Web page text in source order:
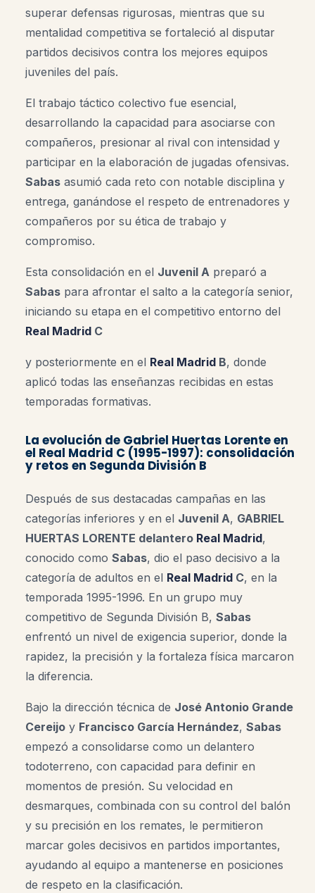
superar defensas rigurosas, mientras que su
mentalidad competitiva se fortaleció al disputar
partidos decisivos contra los mejores equipos
juveniles del país.
El trabajo táctico colectivo fue esencial,
desarrollando la capacidad para asociarse con
compañeros, presionar al rival con intensidad y
participar en la elaboración de jugadas ofensivas.
Sabas asumió cada reto con notable disciplina y
entrega, ganándose el respeto de entrenadores y
compañeros por su ética de trabajo y
compromiso.
Esta consolidación en el Juvenil A preparó a
Sabas para afrontar el salto a la categoría senior,
iniciando su etapa en el competitivo entorno del
Real Madrid C
y posteriormente en el Real Madrid B, donde
aplicó todas las enseñanzas recibidas en estas
temporadas formativas.
La evolución de Gabriel Huertas Lorente en
el Real Madrid C (1995-1997): consolidación
y retos en Segunda División B
Después de sus destacadas campañas en las
categorías inferiores y en el Juvenil A, GABRIEL
HUERTAS LORENTE delantero Real Madrid,
conocido como Sabas, dio el paso decisivo a la
categoría de adultos en el Real Madrid C, en la
temporada 1995-1996. En un grupo muy
competitivo de Segunda División B, Sabas
enfrentó un nivel de exigencia superior, donde la
rapidez, la precisión y la fortaleza física marcaron
la diferencia.
Bajo la dirección técnica de José Antonio Grande
Cereijo y Francisco García Hernández, Sabas
empezó a consolidarse como un delantero
todoterreno, con capacidad para definir en
momentos de presión. Su velocidad en
desmarques, combinada con su control del balón
y su precisión en los remates, le permitieron
marcar goles decisivos en partidos importantes,
ayudando al equipo a mantenerse en posiciones
de respeto en la clasificación.